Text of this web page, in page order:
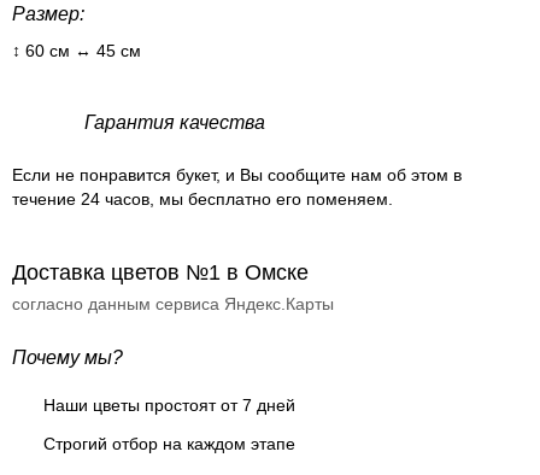
Размер:
↕ 60 см ↔ 45 см
Гарантия качества
Если не понравится букет, и Вы сообщите нам об этом в
течение 24 часов, мы бесплатно его поменяем.
Доставка цветов №1 в Омске
согласно данным сервиса Яндекс.Карты
Почему мы?
Наши цветы простоят от 7 дней
Строгий отбор на каждом этапе